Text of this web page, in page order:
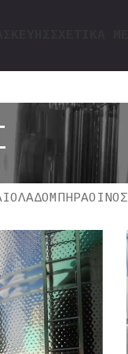
ΜΠΗΡΑΟΙΝΟΣ